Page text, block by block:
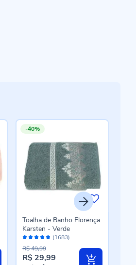
-40%
Avaliação:
96%
(1683)
Toalha de Banho Florença
Karsten - Verde
R$ 29,99
R$ 49,99